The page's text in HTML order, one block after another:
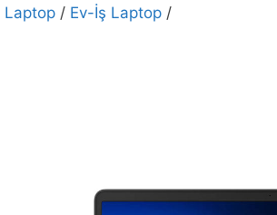
Laptop / Ev-İş Laptop /